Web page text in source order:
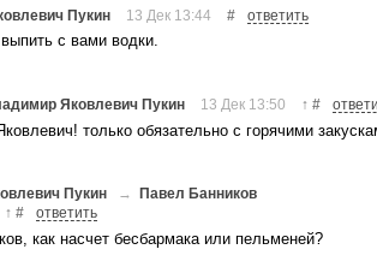
Пукин 13 Дек 13:44 # ответить
с вами водки.
Яковлевич Пукин 13 Дек 13:50 ↑ #
только обязательно с горячими
Пукин → Павел Банников
↑ # ответить
как насчет бесбармака или пельменей?